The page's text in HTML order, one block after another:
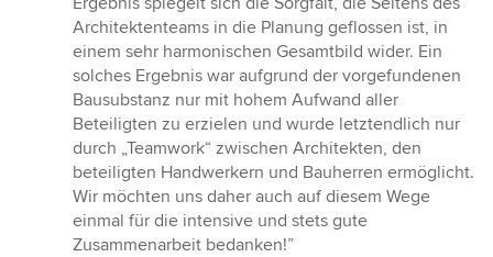
Architektenteams in die Planung geflossen ist, in
einem sehr harmonischen Gesamtbild wider. Ein
solches Ergebnis war aufgrund der vorgefundenen
Bausubstanz nur mit hohem Aufwand aller
Beteiligten zu erzielen und wurde letztendlich nur
durch „Teamwork“ zwischen Architekten, den
beteiligten Handwerkern und Bauherren ermöglicht.
Wir möchten uns daher auch auf diesem Wege
einmal für die intensive und stets gute
Zusammenarbeit bedanken!”